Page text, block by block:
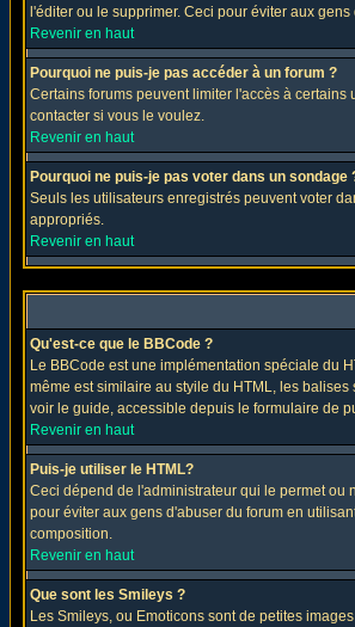
l'éditer ou le supprimer. Ceci pour éviter aux
Revenir en haut
Pourquoi ne puis-je pas accéder à un forum ?
Certains forums peuvent limiter l'accès à
contacter si vous le voulez.
Revenir en haut
Pourquoi ne puis-je pas voter dans un sondage
Seuls les utilisateurs enregistrés peuvent voter
appropriés.
Revenir en haut
Qu'est-ce que le BBCode ?
Le BBCode est une implémentation spéciale du
même est similaire au styile du HTML, les
voir le guide, accessible depuis le formulaire de
Revenir en haut
Puis-je utiliser le HTML?
Ceci dépend de l'administrateur qui le permet ou
pour éviter aux gens d'abuser du forum en
composition.
Revenir en haut
Que sont les Smileys ?
Les Smileys, ou Emoticons sont de petites